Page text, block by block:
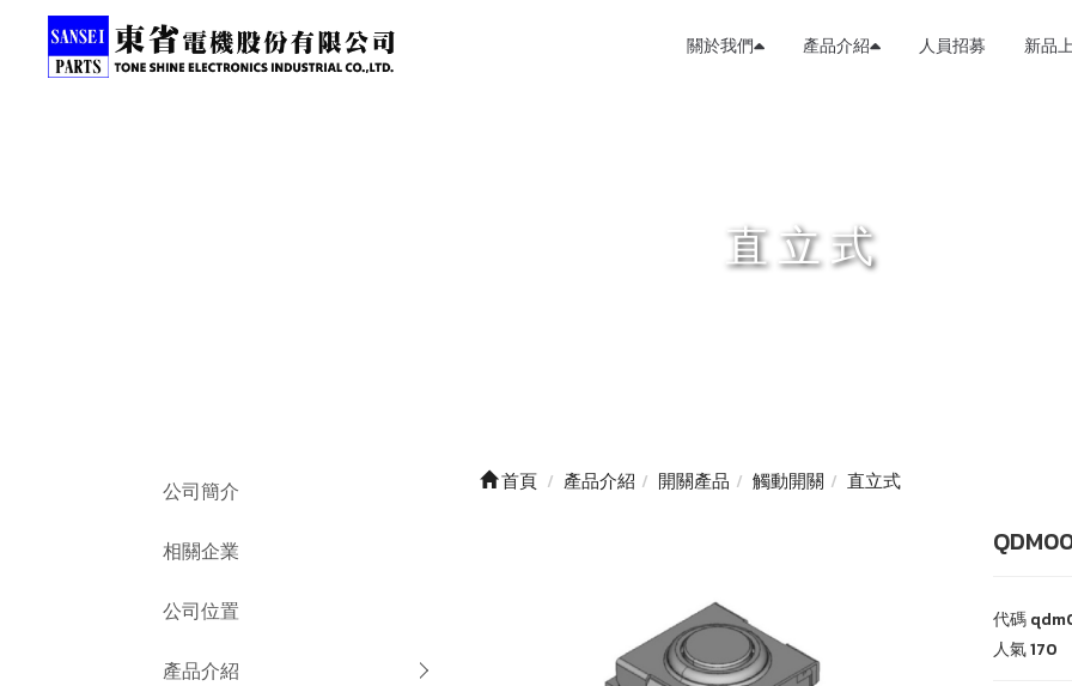
關於我們 產品介紹 人員招募 新品
直立式
公司簡介
相關企業
公司位置
產品介紹
首頁 產品介紹 開關產品 觸動開關 直立式
代碼
人氣170